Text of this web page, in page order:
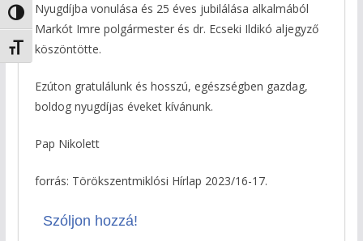
Nagy kontraszt váltása
Betűméret váltása
Nyugdíjba vonulása és 25 éves jubilálása alkalmából
Markót Imre polgármester és dr. Ecseki Ildikó aljegyző
köszöntötte.
Ezúton gratulálunk és hosszú, egészségben gazdag,
boldog nyugdíjas éveket kívánunk.
Pap Nikolett
forrás: Törökszentmiklósi Hírlap 2023/16-17.
Szóljon hozzá!